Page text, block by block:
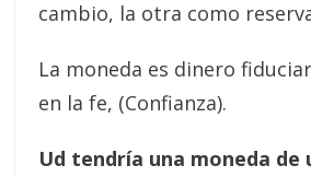
cambio, la otra como
La moneda es dinero
en la fe, (Confianza).
Ud tendría una moneda de